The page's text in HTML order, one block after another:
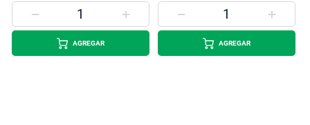
AGREGAR AGREGAR